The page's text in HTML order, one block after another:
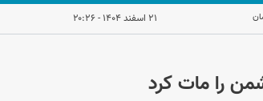
۲۱ اسفند ۱۴۰۴ - ۲۰:۲۶
را مات کرد